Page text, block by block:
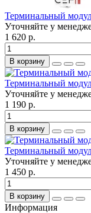
Терминальный
Уточняйте у
1 620 р.
В корзину
Терминальный
Уточняйте у
1 190 р.
В корзину
Терминальный
Уточняйте у
1 450 р.
В корзину
Информация